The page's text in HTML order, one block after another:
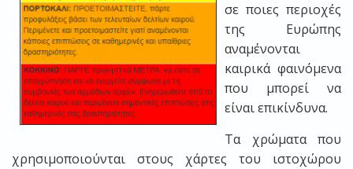
σε ποιες περιοχές
της Ευρώπης
αναμένονται
καιρικά φαινόμενα
που μπορεί να
είναι επικίνδυνα.
Τα χρώματα που
χρησιμοποιούνται στους χάρτες του ιστοχώρου